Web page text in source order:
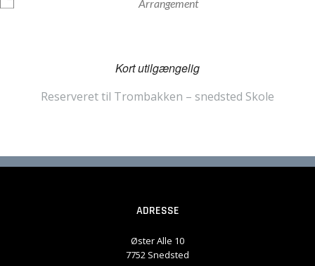
Arrangement
Kort utilgængelig
Reserveret til Trombakken – snedsted Skole
ADRESSE
Øster Alle 10
7752 Snedsted